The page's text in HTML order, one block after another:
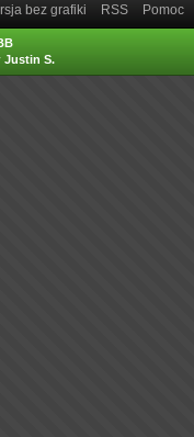
bez grafiki RSS Pomoc
Justin S.